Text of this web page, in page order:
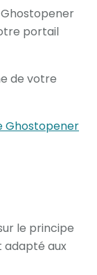
portail
de votre
Ghostopener
le principe
adapté aux